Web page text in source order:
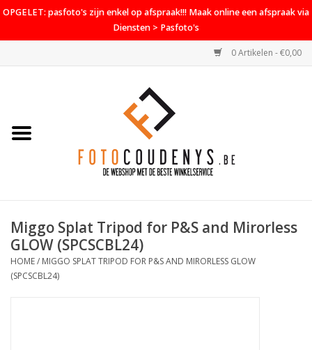
OPGELET: pasfoto's zijn enkel op afspraak!!! Maak online een afspraak via
Diensten > Pasfoto's
0 Artikelen - €0,00
Home
PROMO
Diensten
Miggo Splat Tripod for P&S and Mirorless
GLOW (SPCSCBL24)
HOME/ MIGGO SPLAT TRIPOD FOR P&S AND MIRORLESS GLOW
(SPCSCBL24)